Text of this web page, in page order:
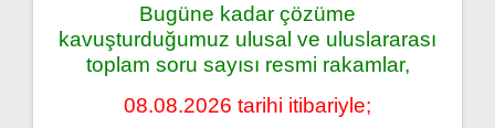
Bugüne kadar çözüme
kavuşturduğumuz ulusal ve uluslararası
toplam soru sayısı resmi rakamlar,
08.08.2026 tarihi itibariyle;